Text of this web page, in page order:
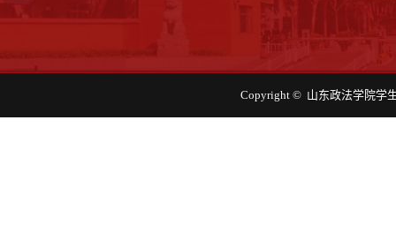
Copyright © 山东政法学院学